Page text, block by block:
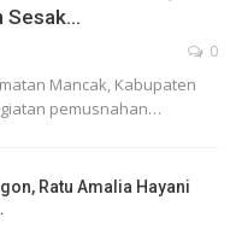
Sesak…
0
Mancak, Kabupaten
pemusnahan…
Ratu Amalia Hayani